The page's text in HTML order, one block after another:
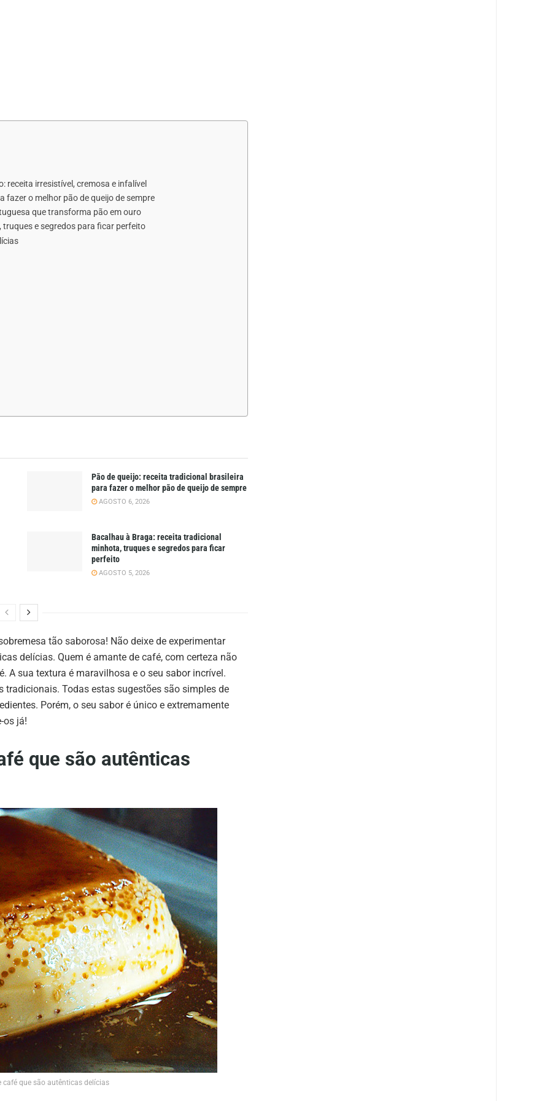
receita irresistível, cremosa e infalível
fazer o melhor pão de queijo de sempre
que transforma pão em ouro
e segredos para ficar perfeito
Pão de queijo: receita tradicional brasileira
para fazer o melhor pão de queijo de sempre
AGOSTO 6, 2026
Bacalhau à Braga: receita tradicional
minhota, truques e segredos para ficar
perfeito
AGOSTO 5, 2026
tão saborosa! Não deixe de experimentar
delícias. Quem é amante de café, com certeza não
A sua textura é maravilhosa e o seu sabor incrível.
Todas estas sugestões são simples de
Porém, o seu sabor é único e extremamente
os já!
que são autênticas
café que são autênticas delícias